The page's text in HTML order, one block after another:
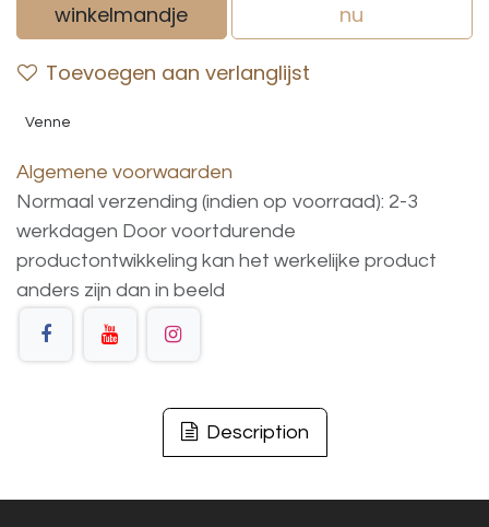
winkelmandje
nu
Toevoegen aan verlanglijst
Venne
Algemene voorwaarden
Normaal verzending (indien op voorraad): 2-3
werkdagen Door voortdurende
productontwikkeling kan het werkelijke product
anders zijn dan in beeld
Description